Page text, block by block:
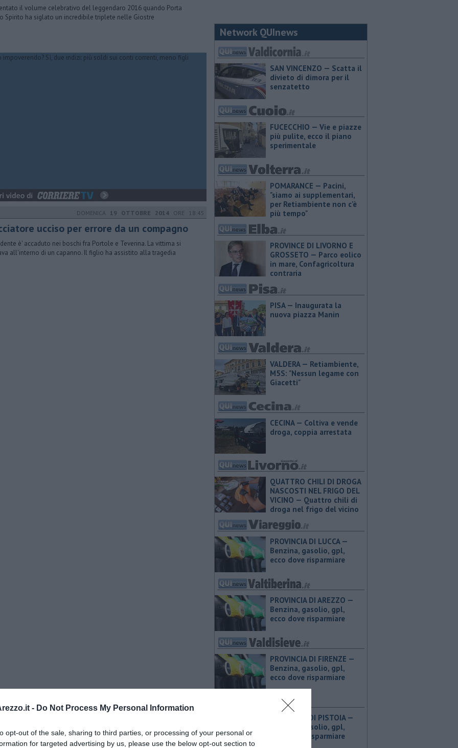
- Do Not Process My Personal Information
opt-out of the sale, sharing to third parties, or processing of your personal or
for targeted advertising by us, please use the below opt-out section to
il volume celebrativo del leggendaro 2016 quando Porta
Spirito ha siglato un incredibile triplete nelle Giostre
DOMENICA 19 OTTOBRE 2014 ORE 18:45
ucciso per errore da un compagno
è' accaduto nei boschi fra Portole e Teverina. La vittima si
all'interno di un capanno. Il figlio ha assistito alla tragedia
Network QUInews
SAN VINCENZO — Scatta il
divieto di dimora per il
senzatetto
FUCECCHIO — Vie e piazze
più pulite, ecco il piano
sperimentale
POMARANCE — Pacini,
"siamo ai supplementari,
per Retiambiente non c'è
più tempo"
PROVINCE DI LIVORNO E
GROSSETO — Parco eolico
in mare, Confagricoltura
contraria
PISA — Inaugurata la
nuova piazza Manin
VALDERA — Retiambiente,
M5S: "Nessun legame con
Giacetti"
CECINA — Coltiva e vende
droga, coppia arrestata
QUATTRO CHILI DI DROGA
NASCOSTI NEL FRIGO DEL
VICINO — Quattro chili di
droga nel frigo del vicino
PROVINCIA DI LUCCA — ​
Benzina, gasolio, gpl,
ecco dove risparmiare
PROVINCIA DI AREZZO — ​
Benzina, gasolio, gpl,
ecco dove risparmiare
PROVINCIA DI FIRENZE — ​
Benzina, gasolio, gpl,
ecco dove risparmiare
PROVINCIA DI PISTOIA — ​
Benzina, gasolio, gpl,
ecco dove risparmiare